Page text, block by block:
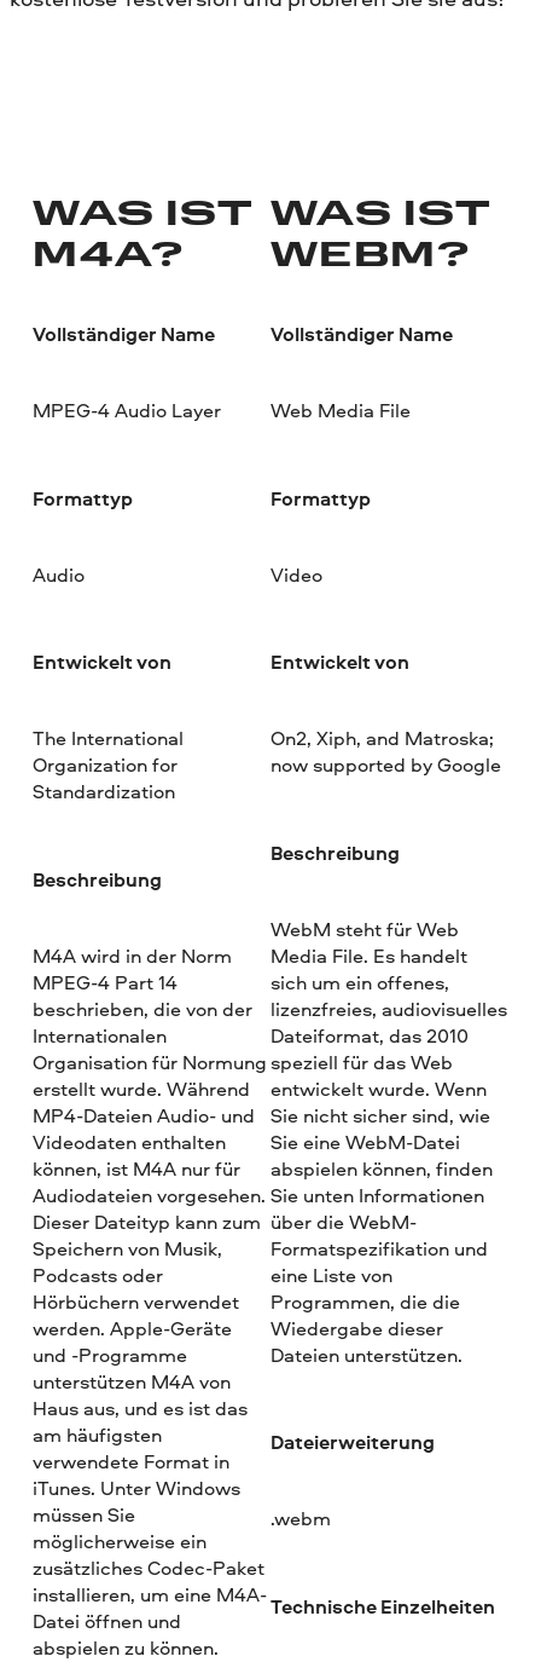
WAS IST
M4A?
Vollständiger Name
MPEG-4 Audio Layer
Formattyp
Audio
Entwickelt von
The International
Organization for
Standardization
Beschreibung
M4A wird in der Norm
MPEG-4 Part 14
beschrieben, die von der
Internationalen
Organisation für Normung
erstellt wurde. Während
MP4-Dateien Audio- und
Videodaten enthalten
können, ist M4A nur für
Audiodateien vorgesehen.
Dieser Dateityp kann zum
Speichern von Musik,
Podcasts oder
Hörbüchern verwendet
werden. Apple-Geräte
und -Programme
unterstützen M4A von
Haus aus, und es ist das
am häufigsten
verwendete Format in
iTunes. Unter Windows
müssen Sie
möglicherweise ein
zusätzliches Codec-Paket
installieren, um eine M4A-
Datei öffnen und
abspielen zu können.
WAS IST
WEBM?
Vollständiger Name
Web Media File
Formattyp
Video
Entwickelt von
On2, Xiph, and Matroska;
now supported by Google
Beschreibung
WebM steht für Web
Media File. Es handelt
sich um ein offenes,
lizenzfreies, audiovisuelles
Dateiformat, das 2010
speziell für das Web
entwickelt wurde. Wenn
Sie nicht sicher sind, wie
Sie eine WebM-Datei
abspielen können, finden
Sie unten Informationen
über die WebM-
Formatspezifikation und
eine Liste von
Programmen, die die
Wiedergabe dieser
Dateien unterstützen.
Dateierweiterung
.webm
Technische Einzelheiten